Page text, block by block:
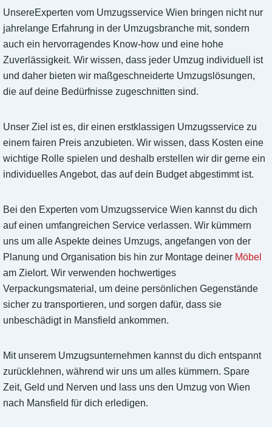
UnsereExperten vom Umzugsservice Wien bringen nicht nur
jahrelange Erfahrung in der Umzugsbranche mit, sondern
auch ein hervorragendes Know-how und eine hohe
Zuverlässigkeit. Wir wissen, dass jeder Umzug individuell ist
und daher bieten wir maßgeschneiderte Umzugslösungen,
die auf deine Bedürfnisse zugeschnitten sind.
Unser Ziel ist es, dir einen erstklassigen Umzugsservice zu
einem fairen Preis anzubieten. Wir wissen, dass Kosten eine
wichtige Rolle spielen und deshalb erstellen wir dir gerne ein
individuelles Angebot, das auf dein Budget abgestimmt ist.
Bei den Experten vom Umzugsservice Wien kannst du dich
auf einen umfangreichen Service verlassen. Wir kümmern
uns um alle Aspekte deines Umzugs, angefangen von der
Planung und Organisation bis hin zur Montage deiner Möbel
am Zielort. Wir verwenden hochwertiges
Verpackungsmaterial, um deine persönlichen Gegenstände
sicher zu transportieren, und sorgen dafür, dass sie
unbeschädigt in Mansfield ankommen.
Mit unserem Umzugsunternehmen kannst du dich entspannt
zurücklehnen, während wir uns um alles kümmern. Spare
Zeit, Geld und Nerven und lass uns den Umzug von Wien
nach Mansfield für dich erledigen.